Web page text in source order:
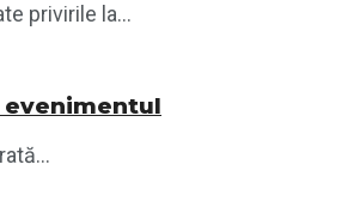
privirile la...
evenimentul